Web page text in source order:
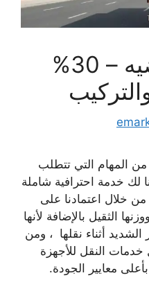
نقل اجهزه رياضيه – 30%
من المهام التي تتطلب
لك خدمة احترافية شاملة
خلال اعتمادنا على
الثقيل بالإضافة لأنها
أثناء نقلها ، ومن
خدمات النقل للأجهزة
معايير الجودة.